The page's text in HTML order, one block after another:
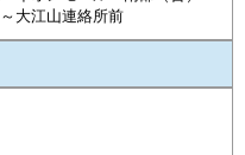
大江山連絡所前